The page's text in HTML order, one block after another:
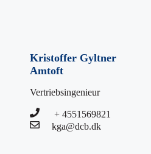
Kristoffer Gyltner
Amtoft
Vertriebsingenieur
+ 4551569821
kga@dcb.dk